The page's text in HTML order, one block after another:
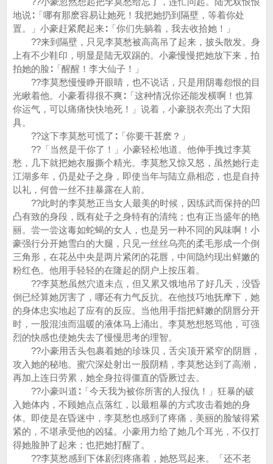
地说∶「哪有那麽容易让她死！我把她扔到隔壁，等着你处
置。」小豪赶紧爬起来∶「你们先躺着，我去收拾她！」
??来到隔壁，只见李莫愁被高高吊了起来，披头散发。身
上有不少鞋印，明显是陆无双踢的。小豪慢慢把她放下来，拍
拍她的脸∶「醒醒！李大仙子！」
??李莫愁慢慢睁开眼睛，也不说话，只是用阴毒怨恨的目
光瞅着他。小豪看得很不爽∶「这种情况你还能发横啊！也算
你运气，可以痛痛快快地死！」说着，小豪脱衣亮出了大阳
具。
??这下李莫愁可慌了∶「你要干甚麽？」
??「当然是干你了！」小豪轻松地道。他伸手拽过李莫
愁，几下就把她衣服撕个精光。李莫愁又惊又怒，虽然她行走
江湖多年，仍是处子之身，即使当年与陆立鼎相恋，也是自持
以礼，何曾一丝不挂暴露在人前。
??此时的李莫愁正当女人最美的时候，因练武而保持的凹
凸有致的身段，既有处子之身特有的清纯；也有正当盛年的艳
丽。尝一尝这毒如蛇蝎的女人，也是另一种不同的风味啊！小
豪强行分开她雪白的大腿，只见一丝丝乌亮的柔毛形成一个倒
三角形，在花丛中央是两片紧闭的花唇，中间隐约现出鲜嫩的
粉红色。他用手轻轻的在隆起的阴户上按压着。
??李莫愁虽然穴道未点，但又累又饿地吊了好几天，没昏
倒已经算她厉害了，哪还有力气反抗。在他技巧地抚摩下，她
的身体忠实地起了应有的反应。当他用手指把鲜嫩的阴唇分开
时，一股混浊而温暖的液体马上涌出。李莫愁想怒骂他，可强
烈的快感也使她失去了慢慢思考的理智。
??小豪用舌头包裹着她的珍珠贝，舌尖顶开紧窄的阴唇，
攻入她的秘地。蜜穴深处射出一股阴精，李莫愁达到了高潮，
再加上连日劳累，她全身拉得僵直的昏厥过去。
??小豪叫道∶「今天我为被你所害的人报仇！」狂暴的破
入她体内，不顾她点点落红，以最粗暴的方式攻击着她的身
体。即使是在昏迷中，李莫愁也感到了疼痛，美丽的脸皱得紧
紧的，不堪承受他的凶猛。小豪用力给了她几个耳光，不仅打
得她脸肿了起来；也把她打醒了。
??李莫愁感到下体剧烈疼痛着，她怒骂起来。「还不老